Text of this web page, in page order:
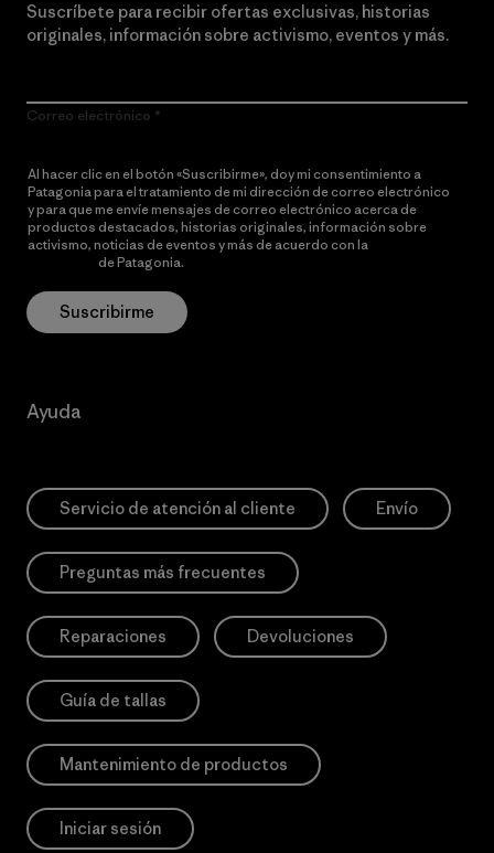
Suscríbete para recibir ofertas exclusivas, historias
originales, información sobre activismo, eventos y más.
Correo electrónico
Al hacer clic en el botón «Suscribirme», doy mi consentimiento a
Patagonia para el tratamiento de mi dirección de correo electrónico
y para que me envíe mensajes de correo electrónico acerca de
productos destacados, historias originales, información sobre
activismo, noticias de eventos y más de acuerdo con la
de Patagonia.
Suscribirme
Ayuda
Servicio de atención al cliente Envío
Preguntas más frecuentes
Reparaciones Devoluciones
Guía de tallas
Mantenimiento de productos
Iniciar sesión